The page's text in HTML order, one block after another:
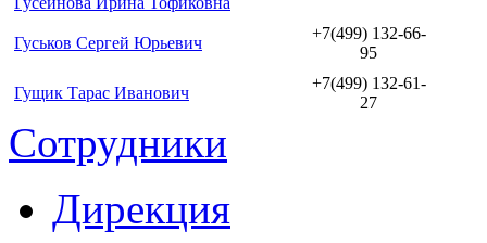
Гуськов Сергей Юрьевич
+7(499) 132-66-
95
Гущик Тарас Иванович
+7(499) 132-61-
27
Сотрудники
Дирекция